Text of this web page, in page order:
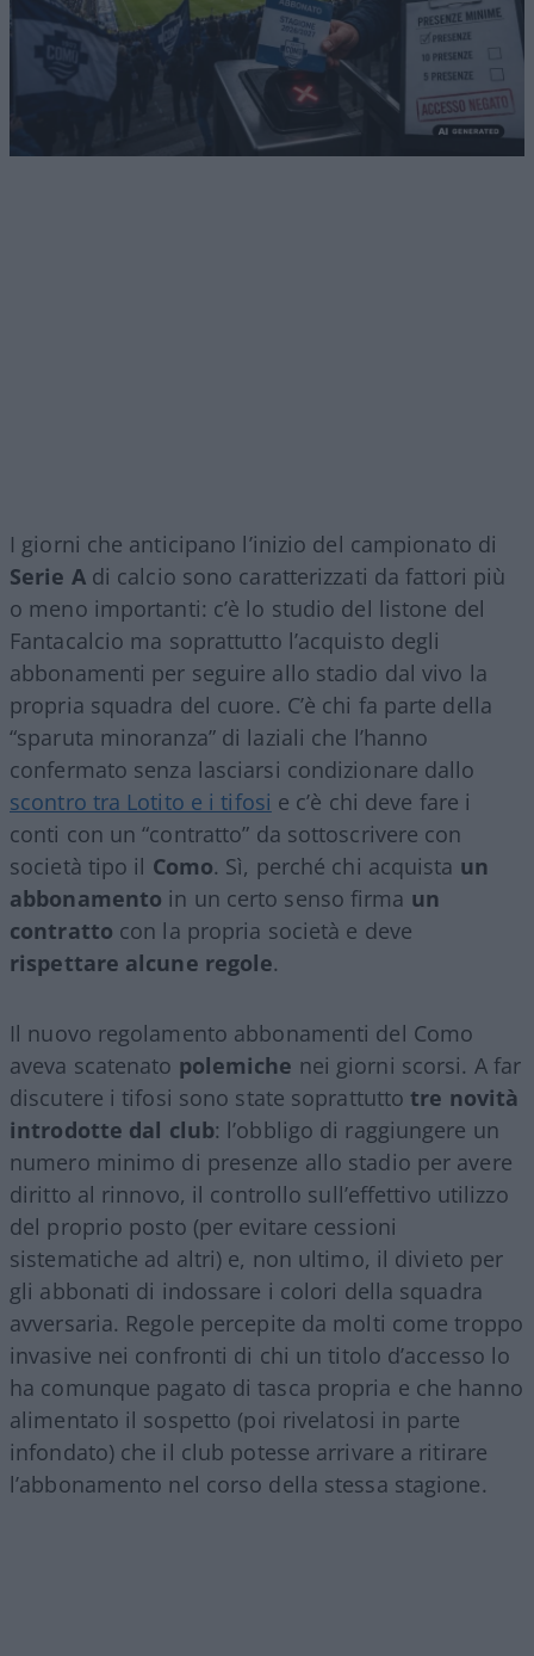
I giorni che anticipano l’inizio del campionato di
Serie Adi calcio sono caratterizzati da fattori più
o meno importanti: c’è lo studio del listone del
Fantacalcio ma soprattutto l’acquisto degli
abbonamenti per seguire allo stadio dal vivo la
propria squadra del cuore. C’è chi fa parte della
“sparuta minoranza” di laziali che l’hanno
confermato senza lasciarsi condizionare dallo
scontro tra Lotito e i tifosi e c’è chi deve fare i
conti con un “contratto” da sottoscrivere con
società tipo il Como. Sì, perché chi acquista un
abbonamento in un certo senso firma un
contratto con la propria società e deve
rispettare alcune regole.
Il nuovo regolamento abbonamenti del Como
aveva scatenato polemiche nei giorni scorsi. A far
discutere i tifosi sono state soprattutto tre novità
introdotte dal club: l’obbligo di raggiungere un
numero minimo di presenze allo stadio per avere
diritto al rinnovo, il controllo sull’effettivo utilizzo
del proprio posto (per evitare cessioni
sistematiche ad altri) e, non ultimo, il divieto per
gli abbonati di indossare i colori della squadra
avversaria. Regole percepite da molti come troppo
invasive nei confronti di chi un titolo d’accesso lo
ha comunque pagato di tasca propria e che hanno
alimentato il sospetto (poi rivelatosi in parte
infondato) che il club potesse arrivare a ritirare
l’abbonamento nel corso della stessa stagione.